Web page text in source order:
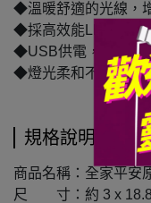
◆溫暖舒適的光線，
◆採高效能LED晶片
◆USB供電，操作簡
◆燈光柔和不刺眼，
規格說明
商品名稱：全家平安
尺 寸：約 3 x 18.8